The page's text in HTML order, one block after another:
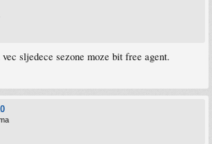
sljedece sezone moze bit free agent.